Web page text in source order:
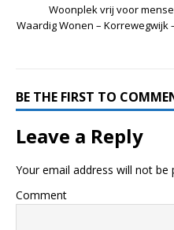
Woonplek vrij voor
Waardig Wonen – Korrewegwijk
BE THE FIRST TO
Leave a Reply
Your email address will not be
Comment